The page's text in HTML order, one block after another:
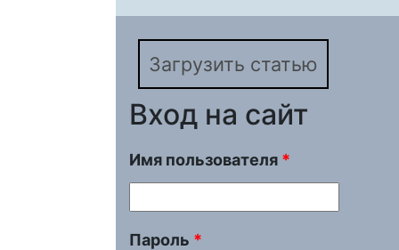
Загрузить статью
Вход на сайт
Имя пользователя *
Пароль *